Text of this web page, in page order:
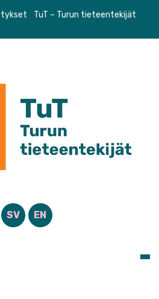
TuT – Turun tieteentekijät
SV EN